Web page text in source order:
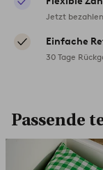
Jetzt
Einfache
30 Tage
Passende